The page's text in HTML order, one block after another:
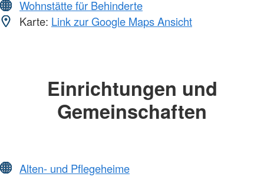
Wohnstätte für Behinderte
Karte: Link zur Google Maps Ansicht
Einrichtungen und
Gemeinschaften
Alten- und Pflegeheime